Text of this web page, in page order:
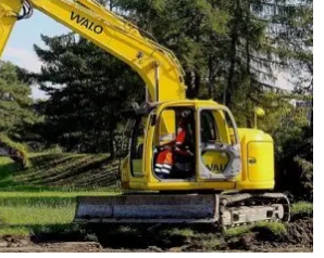
КУЛЬТУРА
НАУКА
СПОРТ
ШОУ-БИЗНЕС
АВТО И МОТО